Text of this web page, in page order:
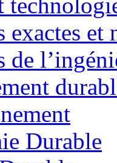
exactes et
de
Durable